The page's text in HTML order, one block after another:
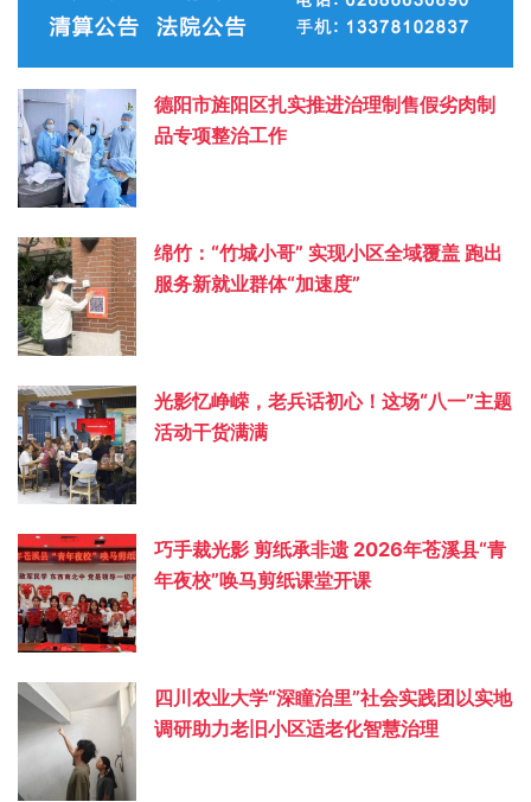
德阳市旌阳区扎实推进治理制售假劣肉制
品专项整治工作
绵竹：“竹城小哥” 实现小区全域覆盖 跑出
服务新就业群体“加速度”
光影忆峥嵘，老兵话初心！这场“八一”主题
活动干货满满
巧手裁光影 剪纸承非遗 2026年苍溪县“青
年夜校”唤马剪纸课堂开课
四川农业大学“深瞳治里”社会实践团以实地
调研助力老旧小区适老化智慧治理